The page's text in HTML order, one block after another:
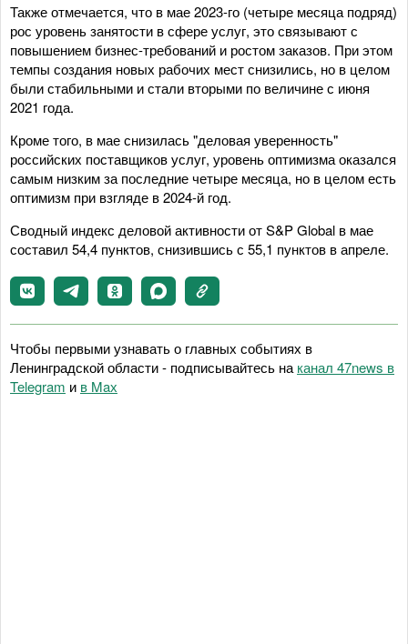
Также отмечается, что в мае 2023-го (четыре месяца подряд)
рос уровень занятости в сфере услуг, это связывают с
повышением бизнес-требований и ростом заказов. При этом
темпы создания новых рабочих мест снизились, но в целом
были стабильными и стали вторыми по величине с июня
2021 года.
Кроме того, в мае снизилась "деловая уверенность"
российских поставщиков услуг, уровень оптимизма оказался
самым низким за последние четыре месяца, но в целом есть
оптимизм при взгляде в 2024-й год.
Сводный индекс деловой активности от S&P Global в мае
составил 54,4 пунктов, снизившись с 55,1 пунктов в апреле.
Чтобы первыми узнавать о главных событиях в
Ленинградской области - подписывайтесь на канал 47news в
Telegram и в Maх